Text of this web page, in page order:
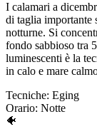
I calamari a
di taglia importante
notturne. Si
fondo sabbioso tra
luminescenti è la
in calo e mare
Tecniche: Eging
Orario: Notte
🐠